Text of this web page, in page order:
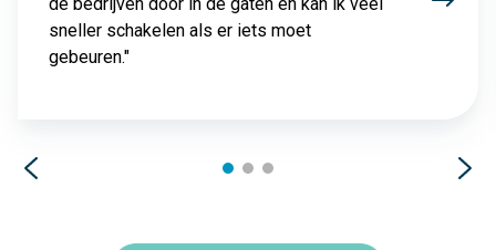
sneller schakelen als er iets moet
gebeuren."